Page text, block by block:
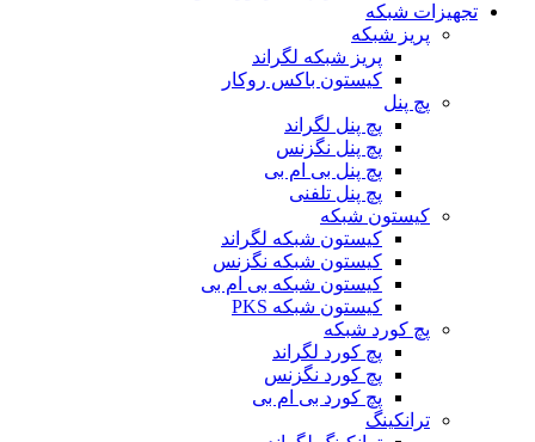
تجهیزات شبکه
پریز شبکه
پریز شبکه لگراند
کیستون باکس روکار
پچ پنل
پچ پنل لگراند
پچ پنل نگزنس
پچ پنل بی ام بی
پچ پنل تلفنی
کیستون شبکه
کیستون شبکه لگراند
کیستون شبکه نگزنس
کیستون شبکه بی ام بی
کیستون شبکه PKS
پچ کورد شبکه
پچ کورد لگراند
پچ کورد نگزنس
پچ کورد بی ام بی
ترانکینگ